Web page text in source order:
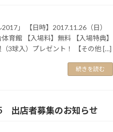
」 【日時】2017.11.26（日）
育館 【入場料】無料 【入場特典】
3球入）プレゼント！ 【その他 […]
続きを読む
出店者募集のお知らせ